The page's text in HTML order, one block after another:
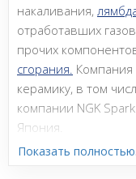
накаливания,
отработавших
прочих
сгорания.
керамику, в том
компании NGK
Япония.
Показать